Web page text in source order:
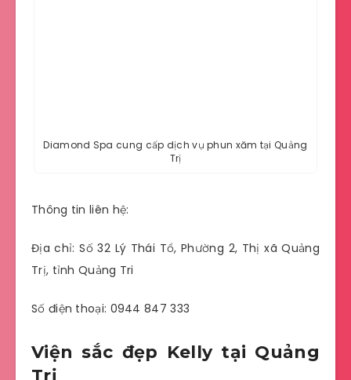
Diamond Spa cung cấp dịch vụ phun xăm tại Quảng
Trị
Thông tin liên hệ:
Địa chỉ: Số 32 Lý Thái Tổ, Phường 2, Thị xã Quảng
Trị, tỉnh Quảng Tri
Số điện thoại: 0944 847 333
Viện sắc đẹp Kelly tại Quảng
Trị